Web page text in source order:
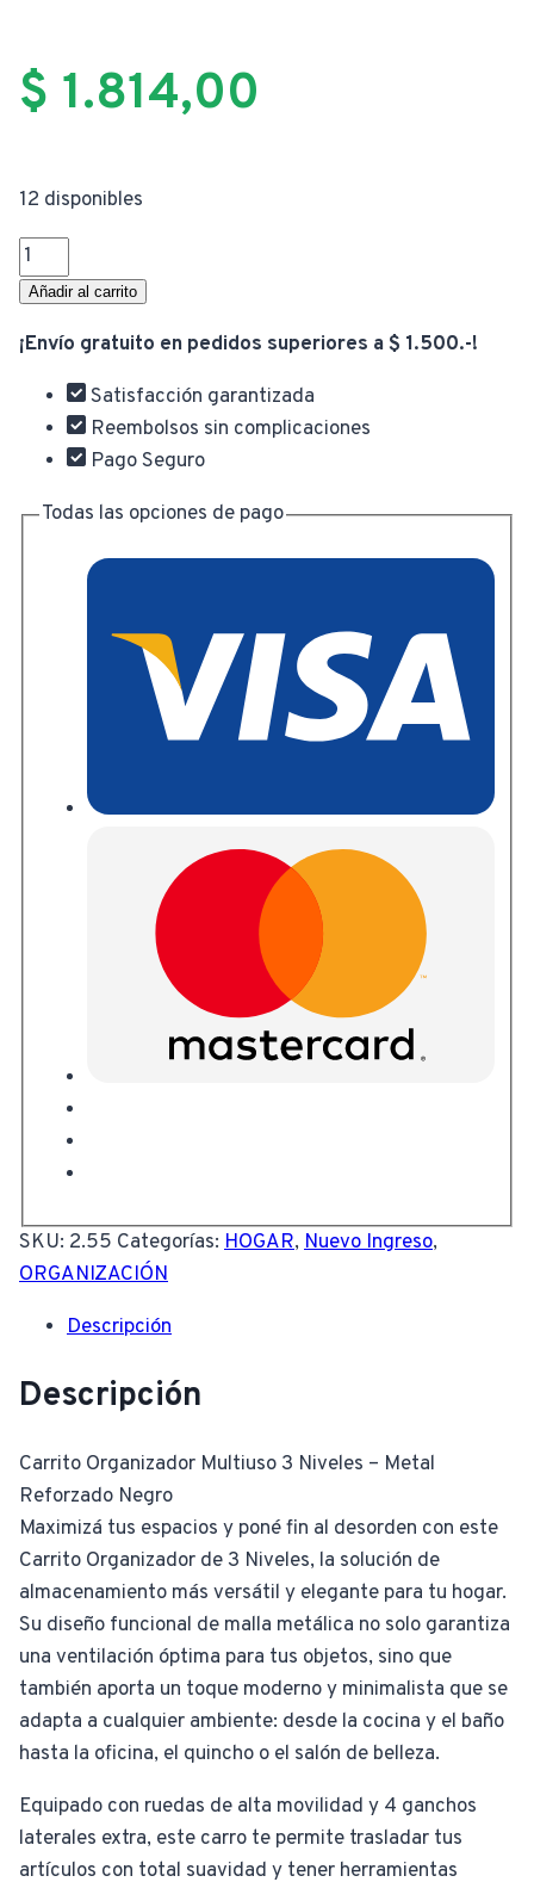
$ 1.814,00
12 disponibles
Carrito
Organizador
Metal
Niveles
Negro
Ruedas
Añadir al carrito
¡Envío gratuito en pedidos superiores a $ 1.500.-!
Satisfacción garantizada
Reembolsos sin complicaciones
Pago Seguro
Todas las opciones de pago
SKU: 2.55 Categorías: HOGAR, Nuevo Ingreso,
ORGANIZACIÓN
Descripción
Descripción
Carrito Organizador Multiuso 3 Niveles – Metal
Reforzado Negro
Maximizá tus espacios y poné fin al desorden con este
Carrito Organizador de 3 Niveles, la solución de
almacenamiento más versátil y elegante para tu hogar.
Su diseño funcional de malla metálica no solo garantiza
una ventilación óptima para tus objetos, sino que
también aporta un toque moderno y minimalista que se
adapta a cualquier ambiente: desde la cocina y el baño
hasta la oficina, el quincho o el salón de belleza.
Equipado con ruedas de alta movilidad y 4 ganchos
laterales extra, este carro te permite trasladar tus
artículos con total suavidad y tener herramientas